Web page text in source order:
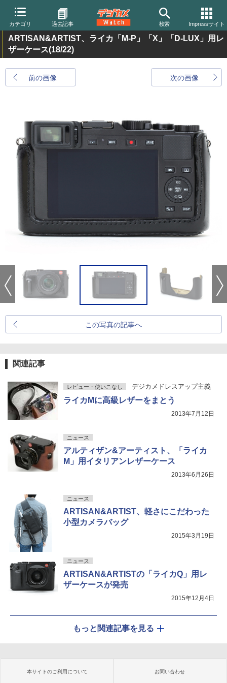
カテゴリ 過去記事 検索 Impressサイト
ARTISAN&ARTIST、ライカ「M-P」「X」「D-LUX」用レ
ザーケース(18/22)
前の画像 次の画像
この写真の記事へ
関連記事
レビュー・使いこなし デジカメドレスアップ主義
ライカMに高級レザーをまとう
2013年7月12日
ニュース
アルティザン&アーティスト、「ライカ
M」用イタリアンレザーケース
2013年6月26日
ニュース
ARTISAN&ARTIST、軽さにこだわった
小型カメラバッグ
2015年3月19日
ニュース
ARTISAN&ARTISTの「ライカQ」用レ
ザーケースが発売
2015年12月4日
もっと関連記事を見る
本サイトのご利用について お問い合わせ